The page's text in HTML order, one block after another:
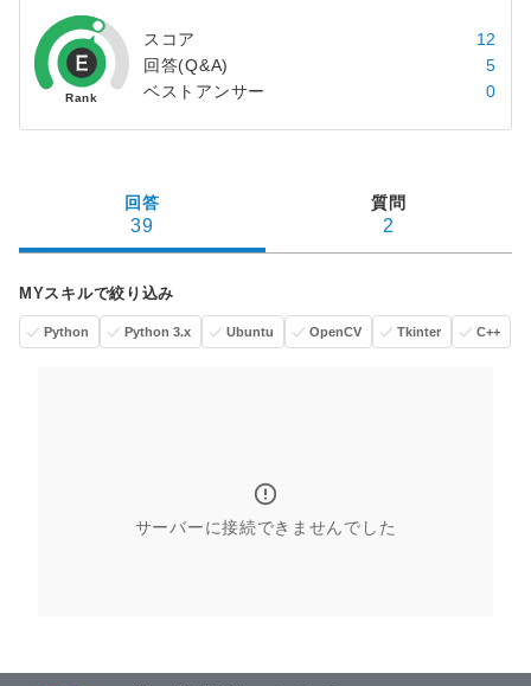
スコア
12
回答(Q&A)
5
ベストアンサー
0
回答
39
質問
2
MYスキルで絞り込み
Python Python 3.x Ubuntu OpenCV Tkinter C++
サーバーに接続できませんでした